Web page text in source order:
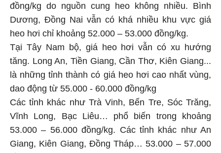
đồng/kg do nguồn cung heo không nhiều. Bình
Dương, Đồng Nai vẫn có khá nhiều khu vực giá
heo hơi chỉ khoảng 52.000 – 53.000 đồng/kg.
Tại Tây Nam bộ, giá heo hơi vẫn có xu hướng
tăng. Long An, Tiền Giang, Cần Thơ, Kiên Giang...
là những tỉnh thành có giá heo hơi cao nhất vùng,
dao động từ 55.000 - 60.000 đồng/kg
Các tỉnh khác như Trà Vinh, Bến Tre, Sóc Trăng,
Vĩnh Long, Bạc Liêu… phổ biến trong khoảng
53.000 – 56.000 đồng/kg. Các tỉnh khác như An
Giang, Kiên Giang, Đồng Tháp… 53.000 – 57.000